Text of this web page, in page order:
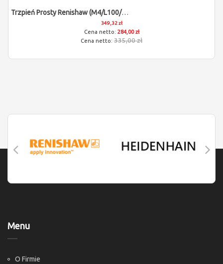
Trzpień Prosty Renishaw (M4/L100/D6)
349,32 zł
284,00 zł
335,00 zł
Menu
O Firmie